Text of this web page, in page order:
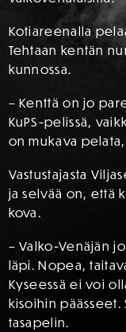
Kotiareenalla
Tehtaan kentän
kunnossa.
– Kenttä on jo
KuPS-pelissä,
on mukava
Vastustajasta
ja selvää on, että
kova.
– Valko-Venäjän
läpi. Nopea,
Kyseessä ei voi
kisoihin päässeet.
tasapelin.